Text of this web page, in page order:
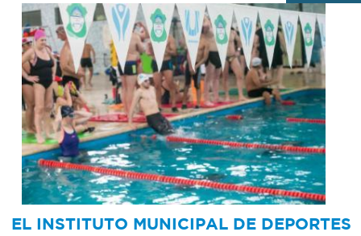
EL INSTITUTO MUNICIPAL DE DEPORTES